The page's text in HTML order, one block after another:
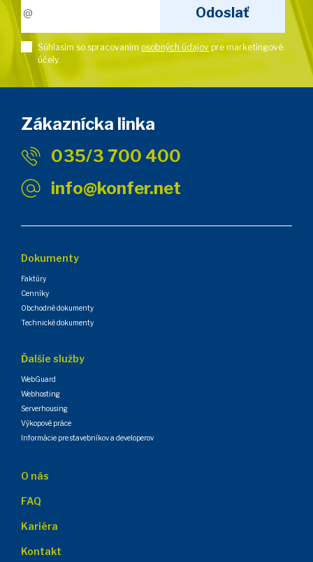
Súhlasím so spracovaním osobných údajov pre marketingové
účely.
Zákaznícka linka
035/3 700 400
info@konfer.net
Dokumenty
Faktúry
Cenníky
Obchodné dokumenty
Technické dokumenty
Ďalšie služby
WebGuard
Webhosting
Serverhousing
Výkopové práce
Informácie pre stavebníkov a developerov
O nás
FAQ
Kariéra
Kontakt